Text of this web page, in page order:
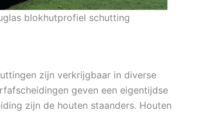
blokhutprofiel schutting
zijn verkrijgbaar in diverse
geven een eigentijdse
zijn de houten staanders. Houten